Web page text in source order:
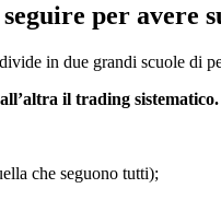
per avere
in due grandi scuole di
il trading sistematico.
che seguono tutti);